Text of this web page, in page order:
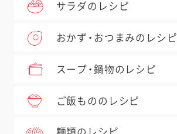
サラダのレシピ
おかず・おつまみのレシピ
スープ・鍋物のレシピ
ご飯もののレシピ